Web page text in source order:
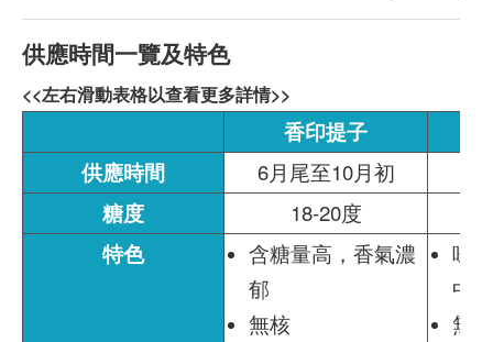
供應時間一覽及特色
<<左右滑動表格以查看更多詳情>>
香印提子
供應時間
6月尾至10月初
糖度 18-20度
特色
含糖量高，香氣濃
郁
無核
味
中
無核